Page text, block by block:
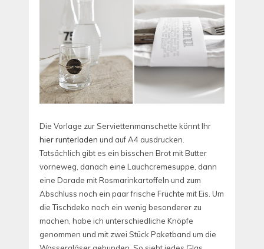
Die Vorlage zur Serviettenmanschette könnt Ihr
hier runterladen und auf A4 ausdrucken.
Tatsächlich gibt es ein bisschen Brot mit Butter
vorneweg, danach eine Lauchcremesuppe, dann
eine Dorade mit Rosmarinkartoffeln und zum
Abschluss noch ein paar frische Früchte mit Eis. Um
die Tischdeko noch ein wenig besonderer zu
machen, habe ich unterschiedliche Knöpfe
genommen und mit zwei Stück Paketband um die